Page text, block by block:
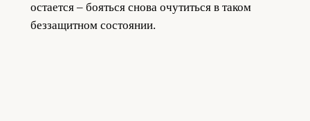
остается – бояться снова очутиться в таком
беззащитном состоянии.